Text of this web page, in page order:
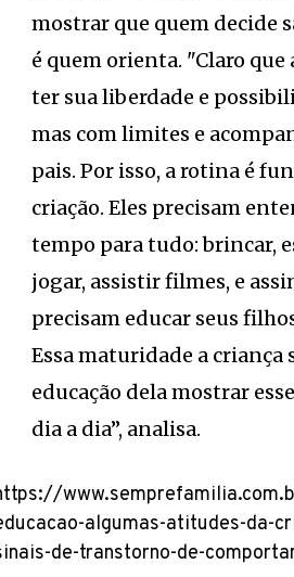
mostrar que quem decide
é quem orienta. "Claro que
ter sua liberdade e
mas com limites e
pais. Por isso, a rotina é
criação. Eles precisam
tempo para tudo: brincar,
jogar, assistir filmes, e
precisam educar seus
Essa maturidade a criança
educação dela mostrar
dia a dia”, analisa.
algumas-atitudes-da-
de-transtorno-de-